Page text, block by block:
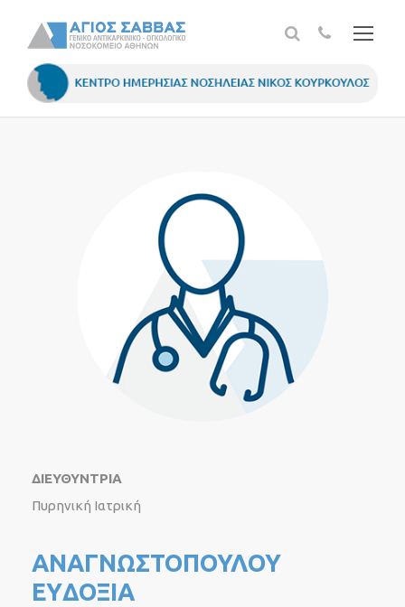
ΔΙΕΥΘΥΝΤΡΙΑ
Πυρηνική Ιατρική
ΑΝΑΓΝΩΣΤΟΠΟΥΛΟΥ
EYΔΟΞΙΑ